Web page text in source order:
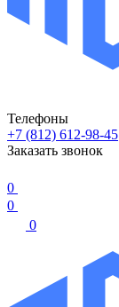
Телефоны
+7 (812) 612-98-45
Заказать звонок
0
0
0